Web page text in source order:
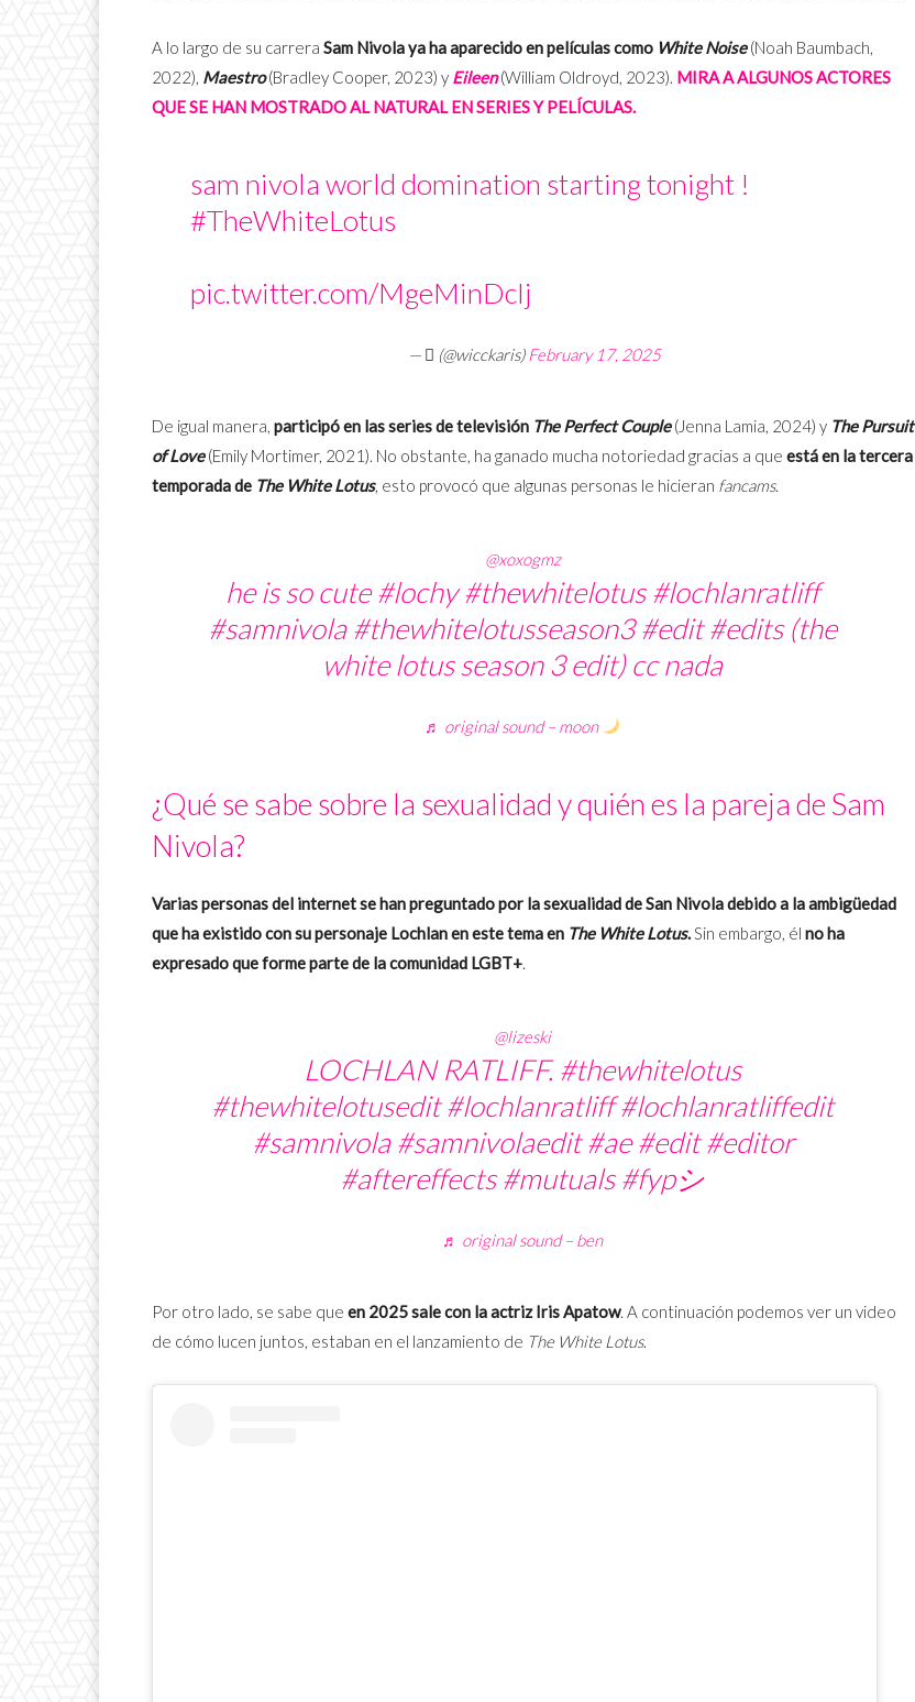
A lo largo de su carrera Sam Nivola ya ha aparecido en películas como White Noise(Noah Baumbach,
2022), Maestro(Bradley Cooper, 2023) y Eileen(William Oldroyd, 2023). MIRA A ALGUNOS ACTORES
QUE SE HAN MOSTRADO AL NATURAL EN SERIES Y PELÍCULAS.
sam nivola world domination starting tonight !
#TheWhiteLotus
pic.twitter.com/MgeMinDcIj
— ‎ً (@wicckaris) February 17, 2025
De igual manera, participó en las series de televisión The Perfect Couple(Jenna Lamia, 2024) y The Pursuit
of Love(Emily Mortimer, 2021). No obstante, ha ganado mucha notoriedad gracias a que está en la tercera
temporada de The White Lotus, esto provocó que algunas personas le hicieran fancams.
@xoxogmz
he is so cute#lochy #thewhitelotus #lochlanratliff
#samnivola #thewhitelotusseason3 #edit #edits(the
white lotus season 3 edit) cc nada
♬ original sound – moon
¿Qué se sabe sobre la sexualidad y quién es la pareja de Sam
Nivola?
Varias personas del internet se han preguntado por la sexualidad de San Nivola debido a la ambigüedad
que ha existido con su personaje Lochlan en este tema en The White Lotus.Sin embargo, él no ha
expresado que forme parte de la comunidad LGBT+.
@lizeski
LOCHLAN RATLIFF.#thewhitelotus
#thewhitelotusedit #lochlanratliff #lochlanratliffedit
#samnivola #samnivolaedit #ae #edit #editor
#aftereffects #mutuals #fypシ
♬ original sound – ben
Por otro lado, se sabe que en 2025 sale con la actriz Iris Apatow. A continuación podemos ver un video
de cómo lucen juntos, estaban en el lanzamiento de The White Lotus.